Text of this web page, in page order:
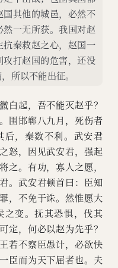
其他的城邑，必然不
一无所获。我国对赵
秦救赵之心，赵国一
打赵国的危害，还没
所以不能出征。
微白起，吾不能灭赵乎？
围邯郸八九月，死伤者
后，秦数不利。武安君
怒，因见武安君，强起
之。有功，寡人之愿，
。武安君顿首曰：臣知
，不免于诛。然惟愿大
之变。抚其恐惧，伐其
定，何必以赵为先乎？
若不察臣愚计，必欲快
臣而为天下屈者也。夫